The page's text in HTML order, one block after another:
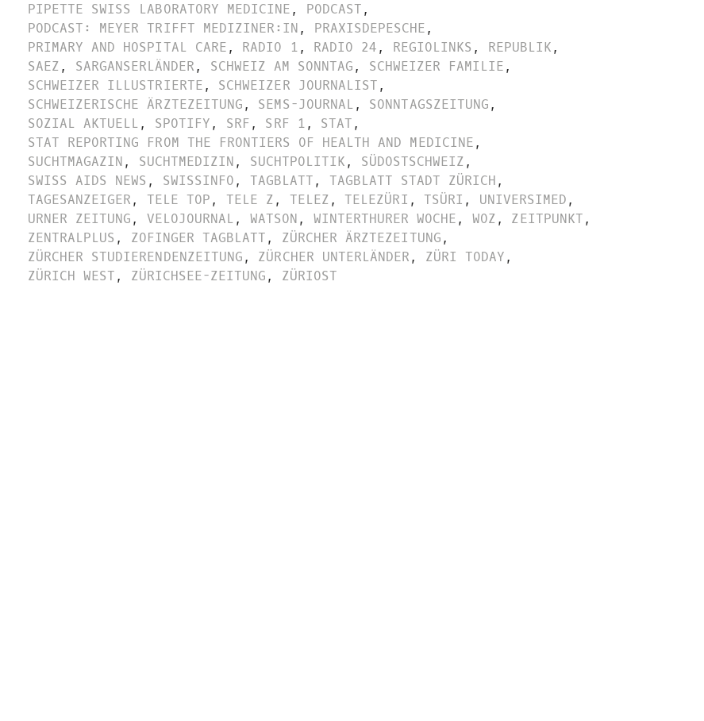
PIPETTE SWISS LABORATORY MEDICINE, PODCAST,
PODCAST: MEYER TRIFFT MEDIZINER:IN, PRAXISDEPESCHE,
PRIMARY AND HOSPITAL CARE, RADIO 1, RADIO 24, REGIOLINKS , REPUBLIK,
SAEZ, SARGANSERLÄNDER, SCHWEIZ AM SONNTAG, SCHWEIZER FAMILIE,
SCHWEIZER ILLUSTRIERTE, SCHWEIZER JOURNALIST,
SCHWEIZERISCHE ÄRZTEZEITUNG, SEMS-JOURNAL, SONNTAGSZEITUNG,
SOZIAL AKTUELL, SPOTIFY, SRF, SRF 1, STAT,
STAT REPORTING FROM THE FRONTIERS OF HEALTH AND MEDICINE,
SUCHTMAGAZIN, SUCHTMEDIZIN, SUCHTPOLITIK, SÜDOSTSCHWEIZ,
SWISS AIDS NEWS , SWISSINFO, TAGBLATT, TAGBLATT STADT ZÜRICH,
TAGESANZEIGER, TELE TOP, TELE Z, TELEZ, TELEZÜRI , TSÜRI , UNIVERSIMED,
URNER ZEITUNG, VELOJOURNAL, WATSON, WINTERTHURER WOCHE, WOZ, ZEITPUNKT,
ZENTRALPLUS , ZOFINGER TAGBLATT, ZÜRCHER ÄRZTEZEITUNG,
ZÜRCHER STUDIERENDENZEITUNG, ZÜRCHER UNTERLÄNDER, ZÜRI TODAY,
ZÜRICH WEST, ZÜRICHSEE-ZEITUNG, ZÜRIOST